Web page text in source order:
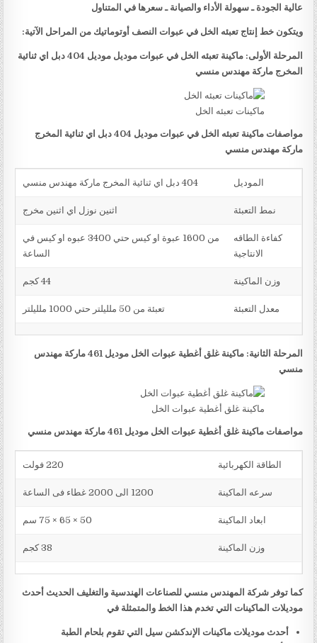
عالية الجودة ـ سهولة الأداء والصيانة ـ سعرها في المتناول
ويتكون خط إنتاج تعبئه الخل في عبوات النصف أوتوماتيك من المراحل الآتية:
المرحلة الأولى: ماكينة تعبئه الخل في عبوات موديل موديل 404 دبل اي ثنائية
المخرج ماركة مهندس منسي
ماكينات تعبئه الخل
مواصفات ماكينة تعبئه الخل في عبوات موديل 404 دبل اي ثنائية المخرج
ماركة مهندس منسي
الموديل 404 دبل اي ثنائية المخرج ماركة مهندس منسي
نمط التعبئة اثنين نوزل اي اثنين مخرج
كفاءة الطاقه
الانتاجية
من 1600 عبوة او كيس حتي 3400 عبوه او كيس في
الساعة
وزن الماكينة 44 كجم
معدل التعبئة تعبئة من 50 ملليلتر حتي 1000 ملليلتر
المرحلة الثانية: ماكينة غلق أغطية عبوات الخل موديل 461 ماركة مهندس
منسي
ماكينة غلق أغطية عبوات الخل
مواصفات ماكينة غلق أغطية عبوات الخل موديل 461 ماركة مهندس منسي
الطاقة الكهربائية 220 فولت
سرعه الماكينة 1200 الى 2000 غطاء فى الساعة
ابعاد الماكينة 50 × 65 × 75 سم
وزن الماكينة 38 كجم
كما توفر شركة المهندس منسي للصناعات الهندسية والتغليف الحديث أحدث
موديلات الماكينات التي تخدم هذا الخط والمتمثلة في
أحدث موديلات ماكينات الإندكشن سيل التي تقوم بلحام الطبة